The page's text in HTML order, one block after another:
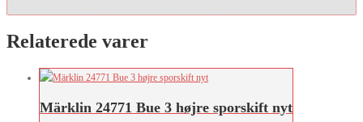
Relaterede varer
Märklin 24771 Bue 3 højre sporskift nyt